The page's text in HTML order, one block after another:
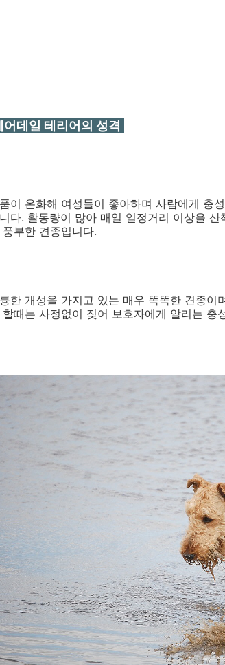
어데일 테리어의 성격
이 온화해 여성들이 좋아하며 사람에게 충
다. 활동량이 많아 매일 일정거리 이상을
풍부한 견종입니다.
한 개성을 가지고 있는 매우 똑똑한 견종
할때는 사정없이 짖어 보호자에게 알리는 충